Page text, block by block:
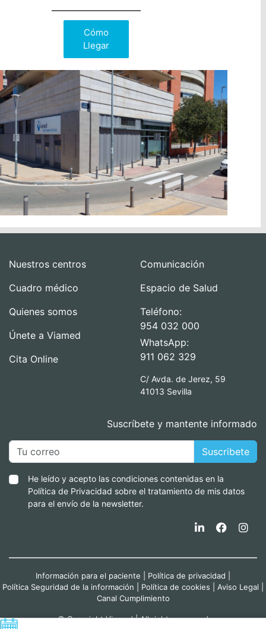
Cómo
Llegar
Nuestros centros
Cuadro médico
Quienes somos
Únete a Viamed
Cita Online
Comunicación
Espacio de Salud
Teléfono:
954 032 000
WhatsApp:
911 062 329
C/ Avda. de Jerez, 59
41013 Sevilla
Suscríbete y mantente informado
Suscribete
He leído y acepto las condiciones contenidas en la
Política de Privacidad sobre el tratamiento de mis datos
para el envío de la newsletter.
Información para el paciente Política de privacidad
Política Seguridad de la información
Política de cookies Aviso Legal
Canal Cumplimiento
© Copyright Viamed | All rights reserved